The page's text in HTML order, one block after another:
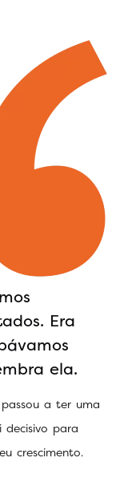
Era
ela.
a ter uma
para
crescimento.